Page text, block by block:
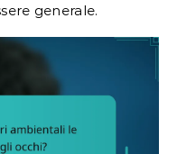
generale.